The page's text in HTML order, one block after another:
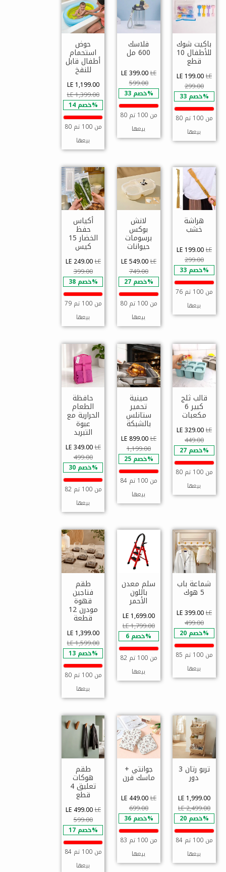
باكيت شوك
للأطفال 10
قطع
LE 199.00LE
299.00
خصم 33%
80 من 100 تم
بيعها
فلاسك
600 مل
LE 399.00LE
599.00
خصم 33%
80 من 100 تم
بيعها
حوض
استحمام
أطفال قابل
للنفخ
LE 1,199.00
LE 1,399.00
خصم 14%
80 من 100 تم
بيعها
هراشة
خشب
LE 199.00LE
299.00
خصم 33%
76 من 100 تم
بيعها
لانش
بوكس
برسومات
حيوانات
LE 549.00LE
749.00
خصم 27%
80 من 100 تم
بيعها
أكياس
حفظ
الخضار 15
كيس
LE 249.00LE
399.00
خصم 38%
79 من 100 تم
بيعها
قالب ثلج
كبير 6
مكعبات
LE 329.00LE
449.00
خصم 27%
80 من 100 تم
بيعها
صينية
تحمير
ستانلس
بالشبكة
LE 899.00LE
1,199.00
خصم 25%
84 من 100 تم
بيعها
حافظة
الطعام
الحرارية مع
عبوة
التبريد
LE 349.00LE
499.00
خصم 30%
82 من 100 تم
بيعها
شماعة باب
5 هوك
LE 399.00LE
499.00
خصم 20%
85 من 100 تم
بيعها
سلم معدن
باللون
الأحمر
LE 1,699.00
LE 1,799.00
خصم 6%
82 من 100 تم
بيعها
طقم
فناجين
قهوة
مودرن 12
قطعة
LE 1,399.00
LE 1,599.00
خصم 13%
80 من 100 تم
بيعها
تربو رتان 3
دور
LE 1,999.00
LE 2,499.00
خصم 20%
84 من 100 تم
بيعها
جوانتي +
ماسك فرن
LE 449.00LE
699.00
خصم 36%
83 من 100 تم
بيعها
طقم
هوكات
تعليق 4
قطع
LE 499.00LE
599.00
خصم 17%
84 من 100 تم
بيعها